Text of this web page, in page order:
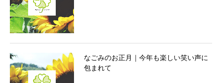
なごみのお正月｜今年も楽しい笑い声に
包まれて